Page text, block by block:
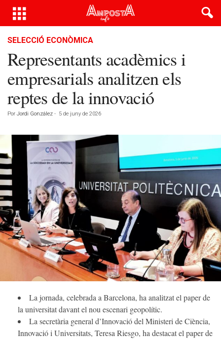
SELECCIÓ ECONÒMICA
Representants acadèmics i
empresarials analitzen els
reptes de la innovació
Por Jordi González - 5 de juny de 2026
La jornada, celebrada a Barcelona, ha analitzat el paper de
la universitat davant el nou escenari geopolític.
La secretària general d’Innovació del Ministeri de Ciència,
Innovació i Universitats, Teresa Riesgo, ha destacat el paper de